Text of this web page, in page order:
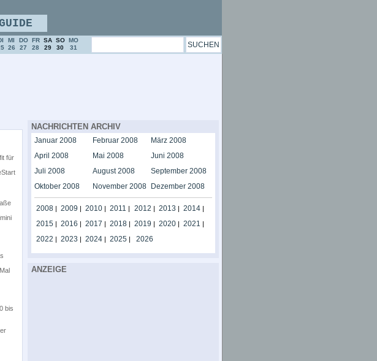
für
bis
NACHRICHTEN ARCHIV
Januar 2008 Februar 2008
März 2008
April 2008
Mai 2008
Juni 2008
Juli 2008
August 2008
September 2008
Oktober 2008
November 2008 Dezember 2008
2008| 2009 | 2010| 2011 | 2012 | 2013 | 2014|
2015| 2016 | 2017 | 2018| 2019 | 2020| 2021 |
2022 | 2023 | 2024| 2025| 2026
ANZEIGE
MI
26
DO
27
FR
28
SA
29
SO
30
MO
31